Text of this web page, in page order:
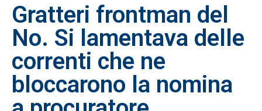
Gratteri frontman del
No. Si lamentava delle
correnti che ne
bloccarono la nomina